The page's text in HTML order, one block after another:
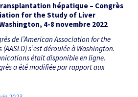
hépatique – Congrès
for the Study of Liver
4-8 novembre 2022
de l’American Association for the
s’est déroulée à Washington.
était disponible en ligne.
a été modifiée par rapport aux